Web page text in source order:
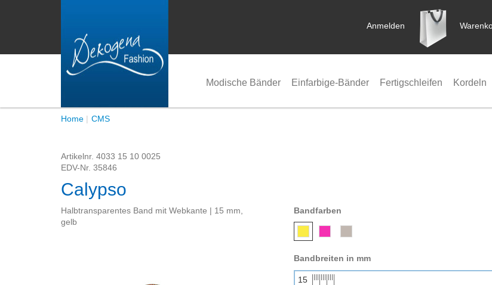
Anmelden
Modische Bänder Einfarbige-Bänder Fertigschleifen Kordeln
Home CMS
Artikelnr. 4033 15 10 0025
EDV-Nr. 35846
Calypso
Halbtransparentes Band mit Webkante | 15 mm,
gelb
Bandfarben
Bandbreiten in mm
15